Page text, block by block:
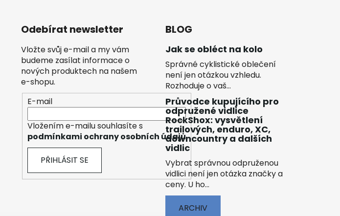
Odebírat newsletter
Vložte svůj e-mail a my vám
budeme zasílat informace o
nových produktech na našem
e-shopu.
E-mail
Vložením e-mailu souhlasíte s
podmínkami ochrany osobních údajů
PŘIHLÁSIT SE
BLOG
Jak se obléct na kolo
Správné cyklistické oblečení
není jen otázkou vzhledu.
Rozhoduje o vaš...
Průvodce kupujícího pro
odpružené vidlice
RockShox: vysvětlení
trailových, enduro, XC,
downcountry a dalších
vidlic
Vybrat správnou odpruženou
vidlici není jen otázka značky a
ceny. U ho...
ARCHIV